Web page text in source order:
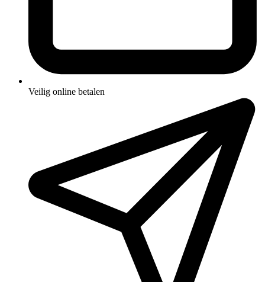
Veilig online betalen